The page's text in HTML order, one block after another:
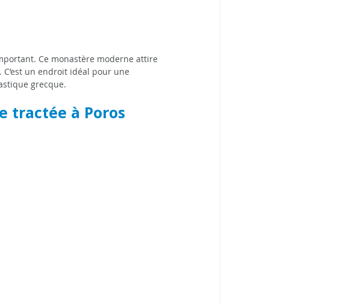
Ce monastère moderne attire
un endroit idéal pour une
grecque.
tractée à Poros